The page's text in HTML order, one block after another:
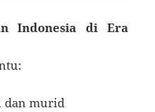
Indonesia di Era
dan murid